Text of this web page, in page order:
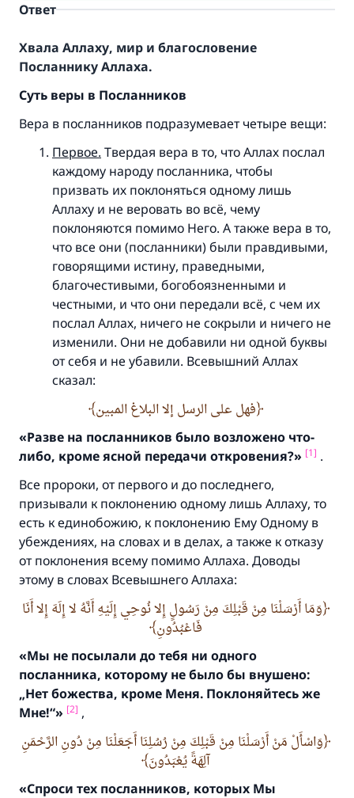
Ответ
Хвала Аллаху, мир и благословение
Посланнику Аллаха.
Суть веры в Посланников
Вера в посланников подразумевает четыре вещи:
Первое. Твердая вера в то, что Аллах послал
каждому народу посланника, чтобы
призвать их поклоняться одному лишь
Аллаху и не веровать во всё, чему
поклоняются помимо Него. А также вера в то,
что все они (посланники) были правдивыми,
говорящими истину, праведными,
благочестивыми, богобоязненными и
честными, и что они передали всё, с чем их
послал Аллах, ничего не сокрыли и ничего не
изменили. Они не добавили ни одной буквы
от себя и не убавили. Всевышний Аллах
сказал:
فهل على الرسل إلا البلاغ المبين
«Разве на посланников было возложено что-
либо, кроме ясной передачи откровения?» [1] .
Все пророки, от первого и до последнего,
призывали к поклонению одному лишь Аллаху, то
есть к единобожию, к поклонению Ему Одному в
убеждениях, на словах и в делах, а также к отказу
от поклонения всему помимо Аллаха. Доводы
этому в словах Всевышнего Аллаха:
وَمَا أَرْسَلْنَا مِنْ قَبْلِكَ مِنْ رَسُولٍ إِلا نُوحِي إِلَيْهِ أَنَّهُ لا إِلَهَ إِلا أَنَا
فَاعْبُدُونِ
«Мы не посылали до тебя ни одного
посланника, которому не было бы внушено:
„Нет божества, кроме Меня. Поклоняйтесь же
Мне!“» [2] ,
وَاسْأَلْ مَنْ أَرْسَلْنَا مِنْ قَبْلِكَ مِنْ رُسُلِنَا أَجَعَلْنَا مِنْ دُونِ الرَّحْمَنِ
آلِهَةً يُعْبَدُونَ
«Спроси тех посланников, которых Мы